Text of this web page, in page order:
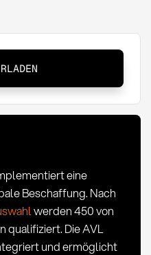
eine
Beschaffung. Nach
werden 450 von
qualifiziert. Die AVL
und ermöglicht